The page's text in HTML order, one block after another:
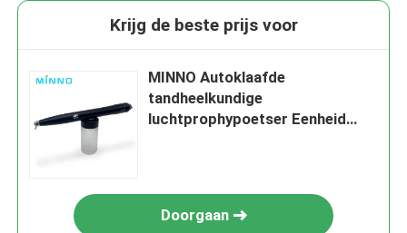
Krijg de beste prijs voor
MINNO Autoklaafde
tandheelkundige
luchtprophypoetser Eenheid
Doorgaan